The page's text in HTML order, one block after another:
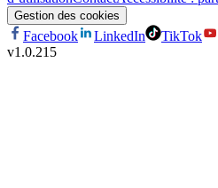
Gestion des cookies
Facebook LinkedIn TikTok
v1.0.215